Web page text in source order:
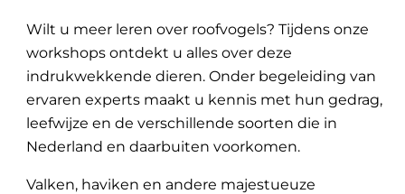
Wilt u meer leren over roofvogels? Tijdens onze
workshops ontdekt u alles over deze
indrukwekkende dieren. Onder begeleiding van
ervaren experts maakt u kennis met hun gedrag,
leefwijze en de verschillende soorten die in
Nederland en daarbuiten voorkomen.
Valken, haviken en andere majestueuze